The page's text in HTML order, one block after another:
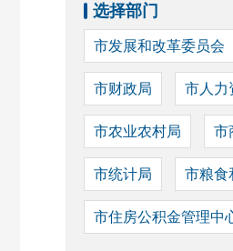
选择部门
市发展和改革委员会
市财政局 市人力
市农业农村局 市
市统计局 市粮食
市住房公积金管理中